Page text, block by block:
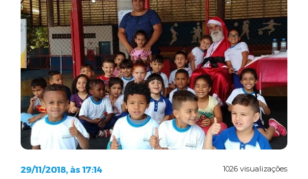
1026 visualizações
29/11/2018, às 17:14